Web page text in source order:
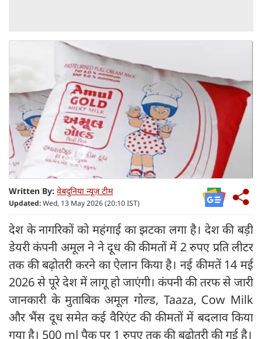
Written By: वेबदुनिया न्यूज़ टीम
Updated:Wed, 13 May 2026 (20:10 IST)
देश के नागरिकों को महंगाई का झटका लगा है। देश की बड़ी
डेयरी कंपनी अमूल ने ने दूध की कीमतों में 2 रुपए प्रति लीटर
तक की बढ़ोतरी करने का ऐलान किया है। नई कीमतें 14 मई
2026 से पूरे देश में लागू हो जाएंगी। कंपनी की तरफ से जारी
जानकारी के मुताबिक अमूल गोल्ड, Taaza, Cow Milk
और भैंस दूध समेत कई वैरिएंट की कीमतों में बदलाव किया
गया है। 500 ml पैक पर 1 रुपए तक की बढ़ोतरी की गई है।